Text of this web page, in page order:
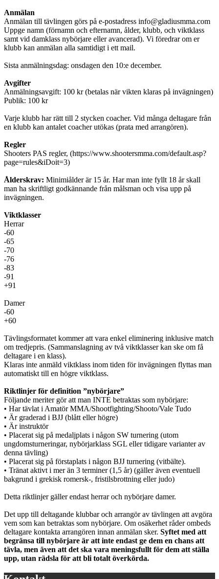
Anmälan
Anmälan till tävlingen görs på e-postadress info@gladiusmma.com
Uppge namn (förnamn och efternamn, ålder, klubb, och viktklass
samt vid damklass nybörjare eller avancerad). Vi föredrar om er
klubb kan anmälan alla samtidigt i ett mail.
Sista anmälningsdag: onsdagen den 10:e december.
Avgifter
Anmälningsavgift: 100 kr (betalas när vikten klaras på invägningen)
Publik: 100 kr
Varje klubb har rätt till 2 stycken coacher. Vid många deltagare från
en klubb kan antalet coacher utökas (prata med arrangören).
Regler
Shooters PAS regler, (https://www.shootersmma.com/default.asp?
page=rules&iDoit=3)
Ålderskrav: Minimiålder är 15 år. Har man inte fyllt 18 år skall
man ha skriftligt godkännande från målsman och visa upp på
invägningen.
Viktklasser
Herrar
-60
-65
-70
-76
-83
-91
+91
Damer
-60
+60
Tävlingsformatet kommer att vara enkel eliminering inklusive match
om tredjepris. (Sammanslagning av två viktklasser kan ske om få
deltagare i en klass).
Klaras inte anmäld viktklass inom tiden för invägningen flyttas man
automatiskt till en högre viktklass.
Riktlinjer för definition ”nybörjare”
Följande meriter gör att man INTE betraktas som nybörjare:
• Har tävlat i Amatör MMA/Shootfighting/Shooto/Vale Tudo
• Är graderad i BJJ (blått eller högre)
• Är instruktör
• Placerat sig på medaljplats i någon SW turnering (utom
ungdomsturneringar, nybörjarklass SGL eller tidigare varianter av
denna tävling)
• Placerat sig på förstaplats i någon BJJ turnering (vitbälte).
• Tränat aktivt i mer än 3 terminer (1,5 år) (gäller även eventuell
bakgrund i grekisk romersk-, fristilsbrottning eller judo)
Detta riktlinjer gäller endast herrar och nybörjare damer.
Det upp till deltagande klubbar och arrangör av tävlingen att avgöra
vem som kan betraktas som nybörjare. Om osäkerhet råder ombeds
deltagare kontakta arrangören innan anmälan sker. Syftet med att
begränsa till nybörjare är att inte endast ge dem en chans att
tävla, men även att det ska vara meningsfullt för dem att ställa
upp, utan rädsla för att bli totalt överkörda.